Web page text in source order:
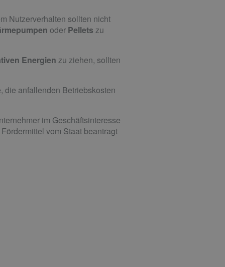
Nutzerverhalten sollten nicht
oder Pellets zu
Energien zu ziehen, sollten
, die anfallenden Betriebskosten
im Geschäftsinteresse
vom Staat beantragt